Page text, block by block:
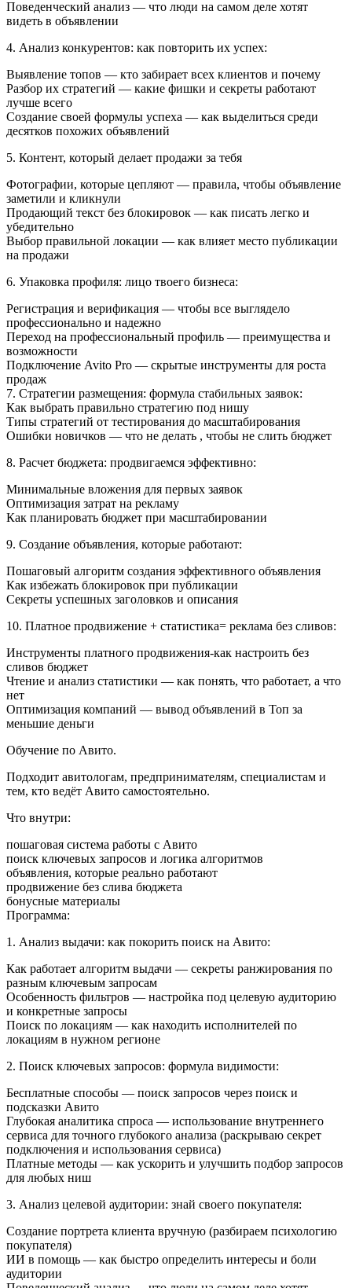
Поведенческий анализ — что люди на самом деле хотят
видеть в объявлении
4. Анализ конкурентов: как повторить их успех:
Выявление топов — кто забирает всех клиентов и почему
Разбор их стратегий — какие фишки и секреты работают
лучше всего
Создание своей формулы успеха — как выделиться среди
десятков похожих объявлений
5. Контент, который делает продажи за тебя
Фотографии, которые цепляют — правила, чтобы объявление
заметили и кликнули
Продающий текст без блокировок — как писать легко и
убедительно
Выбор правильной локации — как влияет место публикации
на продажи
6. Упаковка профиля: лицо твоего бизнеса:
Регистрация и верификация — чтобы все выглядело
профессионально и надежно
Переход на профессиональный профиль — преимущества и
возможности
Подключение Avito Pro — скрытые инструменты для роста
продаж
7. Стратегии размещения: формула стабильных заявок:
Как выбрать правильно стратегию под нишу
Типы стратегий от тестирования до масштабирования
Ошибки новичков — что не делать , чтобы не слить бюджет
8. Расчет бюджета: продвигаемся эффективно:
Минимальные вложения для первых заявок
Оптимизация затрат на рекламу
Как планировать бюджет при масштабировании
9. Создание объявления, которые работают:
Пошаговый алгоритм создания эффективного объявления
Как избежать блокировок при публикации
Секреты успешных заголовков и описания
10. Платное продвижение + статистика= реклама без сливов:
Инструменты платного продвижения-как настроить без
сливов бюджет
Чтение и анализ статистики — как понять, что работает, а что
нет
Оптимизация компаний — вывод объявлений в Топ за
меньшие деньги
Обучение по Авито.
Подходит авитологам, предпринимателям, специалистам и
тем, кто ведёт Авито самостоятельно.
Что внутри:
пошаговая система работы с Авито
поиск ключевых запросов и логика алгоритмов
объявления, которые реально работают
продвижение без слива бюджета
бонусные материалы
Программа:
1. Анализ выдачи: как покорить поиск на Авито:
Как работает алгоритм выдачи — секреты ранжирования по
разным ключевым запросам
Особенность фильтров — настройка под целевую аудиторию
и конкретные запросы
Поиск по локациям — как находить исполнителей по
локациям в нужном регионе
2. Поиск ключевых запросов: формула видимости:
Бесплатные способы — поиск запросов через поиск и
подсказки Авито
Глубокая аналитика спроса — использование внутреннего
сервиса для точного глубокого анализа (раскрываю секрет
подключения и использования сервиса)
Платные методы — как ускорить и улучшить подбор запросов
для любых ниш
3. Анализ целевой аудитории: знай своего покупателя:
Создание портрета клиента вручную (разбираем психологию
покупателя)
ИИ в помощь — как быстро определить интересы и боли
аудитории